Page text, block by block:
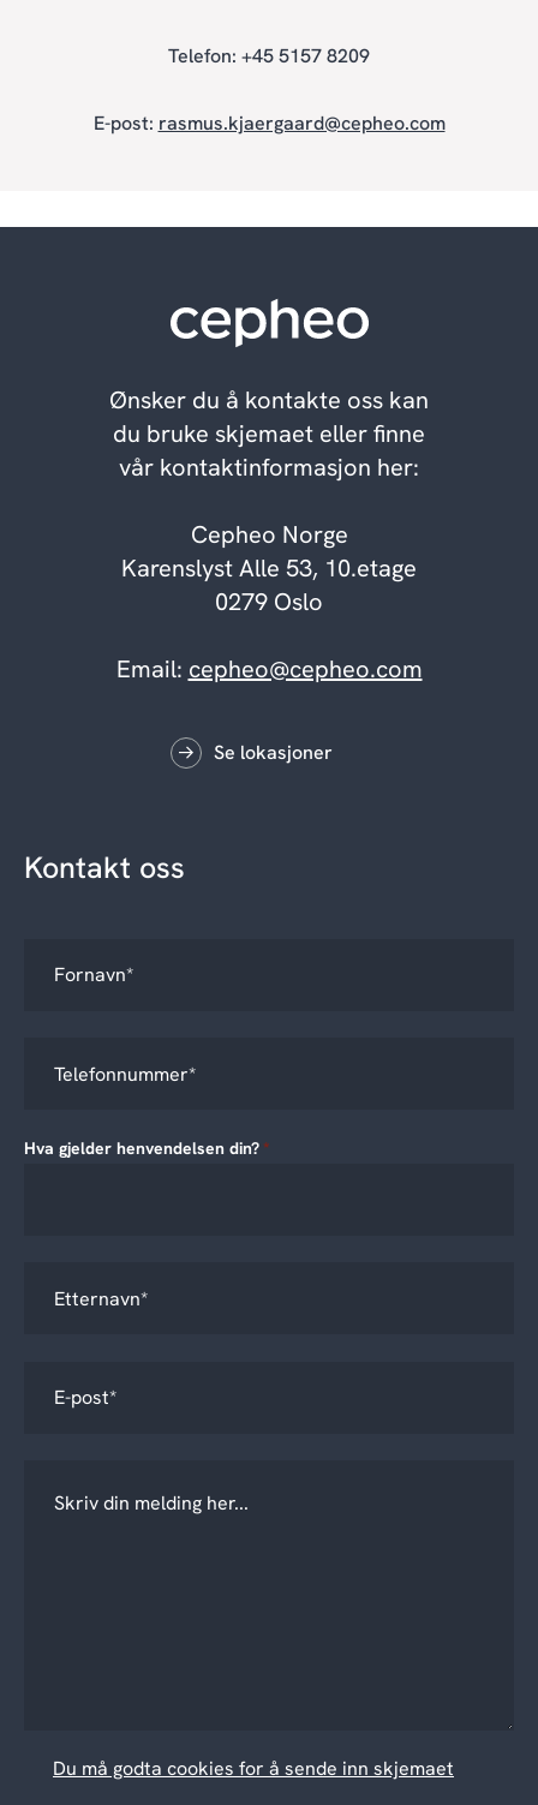
Telefon: +45 5157 8209
E-post: rasmus.kjaergaard@cepheo.com
Ønsker du å kontakte oss kan
du bruke skjemaet eller finne
vår kontaktinformasjon her:
Cepheo Norge
Karenslyst Alle 53, 10.etage
0279 Oslo
Email: cepheo@cepheo.com
Se lokasjoner
Kontakt oss
Hva gjelder henvendelsen din? *
Du må godta cookies for å sende inn skjemaet